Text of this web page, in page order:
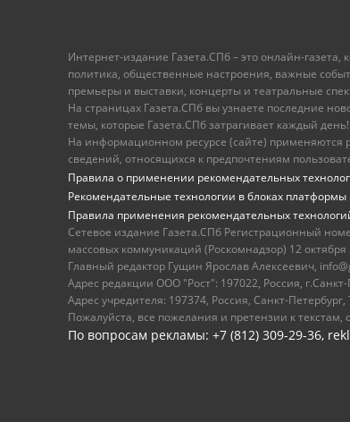
Интернет-издание Газета.СПб – это онлайн-газета,
политика, общественные настроения, важные
премьеры и выставки, концерты и театральные
На страницах Газета.СПб вы узнаете последние
темы, которые Газета.СПб затрагивает каждый день!
На информационном ресурсе (сайте) применяются
сведений, относящихся к предпочтениям
Правила о применении рекомендательных
Рекомендательные технологии в блоках
Правила применения рекомендательных
Сетевое издание Газета.СПб Регистрационный
массовых коммуникаций (Роскомнадзор) 12 октября
Главный редактор Гущин Ярослав Алексеевич,
Адрес редакции ООО "Рост": 197022, Россия,
Адрес учредителя: 197374, Россия, Санкт-
Пожалуйста, все пожелания и претензии к
По вопросам рекламы: +7 (812) 309-29-36,